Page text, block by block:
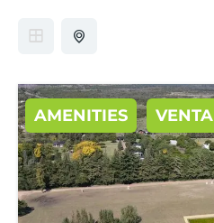
AMENITIES VENTA